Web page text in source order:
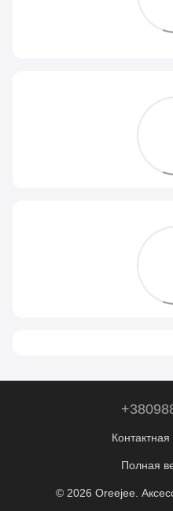
Полная
© 2026 Oreejee.